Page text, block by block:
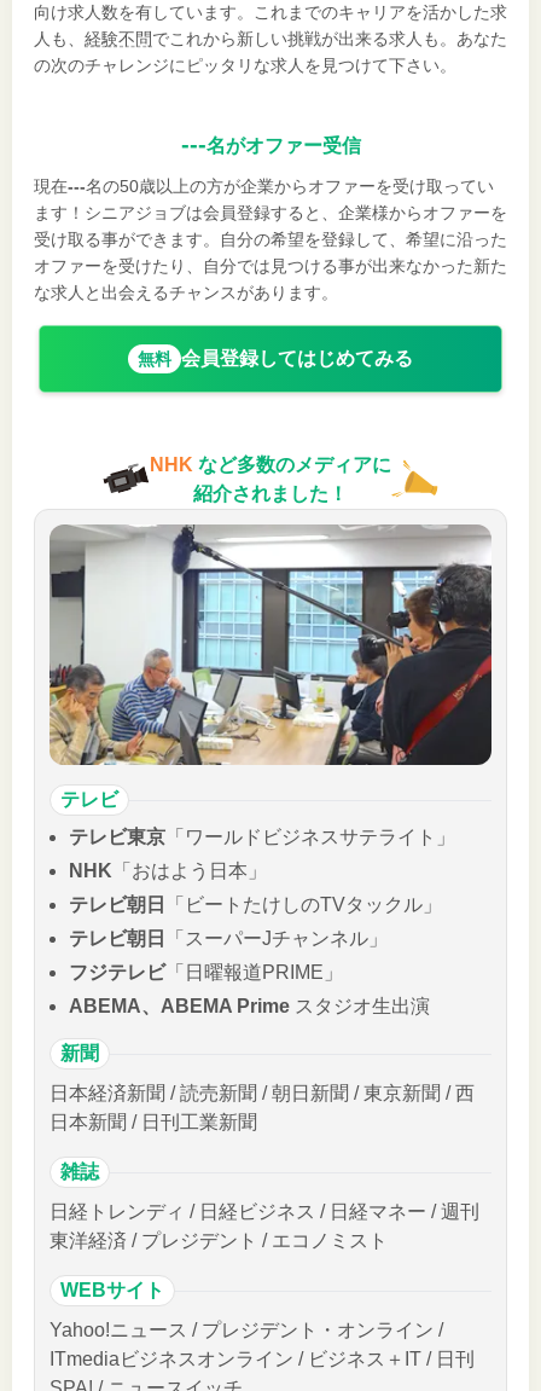
向け求人数を有しています。これまでのキャリアを活かした求
人も、 経験不問でこれから新しい挑戦が出来る求人も。あなた
の次のチャレンジにピッタリな求人を見つけて下さい。
---名がオファー受信
現在---名の50歳以上の方が企業からオファーを受け取ってい
ます！シニアジョブは会員登録すると、企業様からオファーを
受け取る事ができます。自分の希望を登録して、希望に沿った
オファーを受けたり、自分では見つける事が出来なかった新た
な求人と出会えるチャンスがあります。
無料 会員登録してはじめてみる
NHK など多数のメディアに
紹介されました！
テレビ
テレビ東京 「ワールドビジネスサテライト」
NHK 「おはよう日本」
テレビ朝日
「ビートたけしのTVタックル」
テレビ朝日
「スーパーJチャンネル」
フジテレビ「日曜報道PRIME」
ABEMA、ABEMA Prime スタジオ生出演
新聞
日本経済新聞 / 読売新聞 / 朝日新聞 / 東京新聞 / 西
日本新聞 / 日刊工業新聞
雑誌
日経トレンディ / 日経ビジネス / 日経マネー / 週刊
東洋経済 / プレジデント / エコノミスト
WEBサイト
Yahoo!ニュース / プレジデント・オンライン /
ITmediaビジネスオンライン / ビジネス＋IT / 日刊